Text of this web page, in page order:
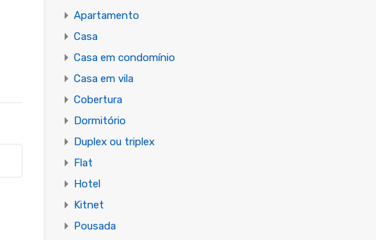
Apartamento
Casa
Casa em condomínio
Casa em vila
Cobertura
Dormitório
Duplex ou triplex
Flat
Hotel
Kitnet
Pousada